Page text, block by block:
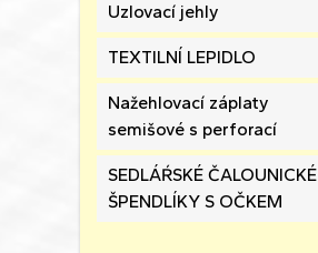
Uzlovací jehly
TEXTILNÍ LEPIDLO
Nažehlovací záplaty
semišové s perforací
SEDLÁŔSKÉ ČALOUNICKÉ
ŠPENDLÍKY S OČKEM